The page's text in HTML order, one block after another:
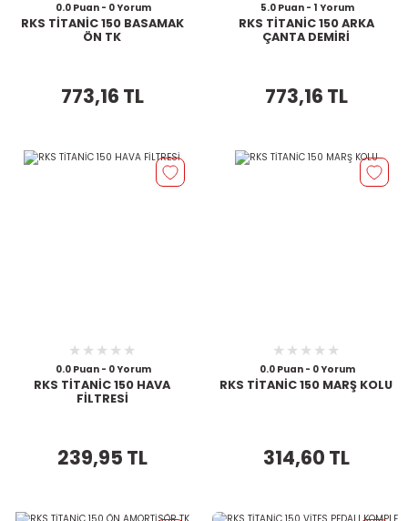
0.0 Puan - 0 Yorum
RKS TİTANİC 150 BASAMAK
ÖN TK
773,16 TL
5.0 Puan - 1 Yorum
RKS TİTANİC 150 ARKA
ÇANTA DEMİRİ
773,16 TL
0.0 Puan - 0 Yorum
RKS TİTANİC 150 HAVA
FİLTRESİ
239,95 TL
0.0 Puan - 0 Yorum
RKS TİTANİC 150 MARŞ KOLU
314,60 TL